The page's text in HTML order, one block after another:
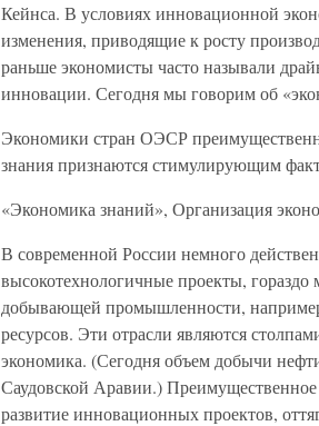
Кейнса. В условиях инновационной
изменения, приводящие к росту
раньше экономисты часто называли
инновации. Сегодня мы говорим об
Экономики стран ОЭСР
знания признаются стимулирующим
«Экономика знаний», Организация
В современной России немного
высокотехнологичные проекты,
добывающей промышленности,
ресурсов. Эти отрасли являются
экономика. (Сегодня объем добычи
Саудовской Аравии.)
развитие инновационных проектов,